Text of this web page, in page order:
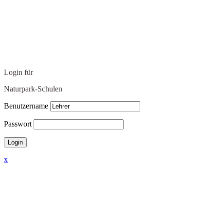
Login für
Naturpark-Schulen
Benutzername
Passwort
x